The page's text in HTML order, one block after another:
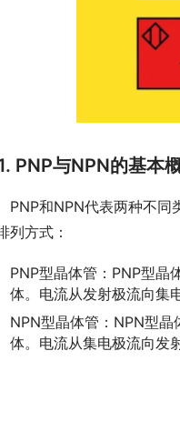
PNP与NPN的基本
和NPN代表两种不同类
列方式：
PNP型晶体管：PNP型晶
体。电流从发射极流向集
NPN型晶体管：NPN型
体。电流从集电极流向发